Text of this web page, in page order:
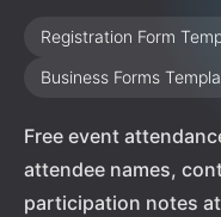
Registration Form
Business Forms
Free event
attendee names,
participation notes